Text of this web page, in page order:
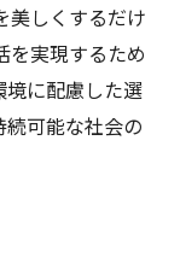
美しくするだけ
を実現するため
境に配慮した選
可能な社会の